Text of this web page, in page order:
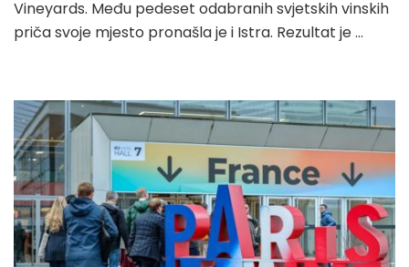
Vineyards. Među pedeset odabranih svjetskih vinskih
priča svoje mjesto pronašla je i Istra. Rezultat je …